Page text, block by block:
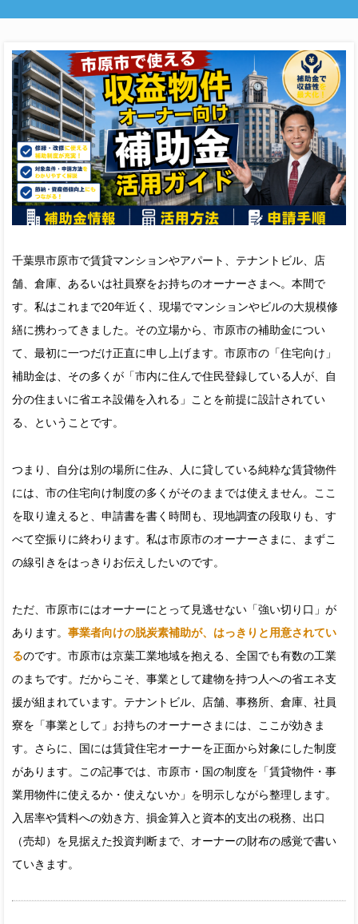
千葉県市原市で賃貸マンションやアパート、テナントビル、店
舗、倉庫、あるいは社員寮をお持ちのオーナーさまへ。本間で
す。私はこれまで20年近く、現場でマンションやビルの大規模修
繕に携わってきました。その立場から、市原市の補助金につい
て、最初に一つだけ正直に申し上げます。市原市の「住宅向け」
補助金は、その多くが「市内に住んで住民登録している人が、自
分の住まいに省エネ設備を入れる」ことを前提に設計されてい
る、ということです。
つまり、自分は別の場所に住み、人に貸している純粋な賃貸物件
には、市の住宅向け制度の多くがそのままでは使えません。ここ
を取り違えると、申請書を書く時間も、現地調査の段取りも、す
べて空振りに終わります。私は市原市のオーナーさまに、まずこ
の線引きをはっきりお伝えしたいのです。
ただ、市原市にはオーナーにとって見逃せない「強い切り口」が
あります。 事業者向けの脱炭素補助が、はっきりと用意されてい
るのです。市原市は京葉工業地域を抱える、全国でも有数の工業
のまちです。だからこそ、事業として建物を持つ人への省エネ支
援が組まれています。テナントビル、店舗、事務所、倉庫、社員
寮を「事業として」お持ちのオーナーさまには、ここが効きま
す。さらに、国には賃貸住宅オーナーを正面から対象にした制度
があります。この記事では、市原市・国の制度を「賃貸物件・事
業用物件に使えるか・使えないか」を明示しながら整理します。
入居率や賃料への効き方、損金算入と資本的支出の税務、出口
（売却）を見据えた投資判断まで、オーナーの財布の感覚で書い
ていきます。